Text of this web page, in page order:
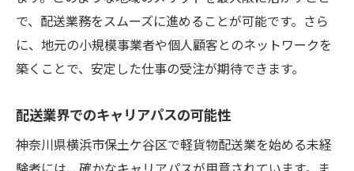
で、配送業務をスムーズに進めることが可能です。さら
に、地元の小規模事業者や個人顧客とのネットワークを
築くことで、安定した仕事の受注が期待できます。
配送業界でのキャリアパスの可能性
神奈川県横浜市保土ケ谷区で軽貨物配送業を始める未経